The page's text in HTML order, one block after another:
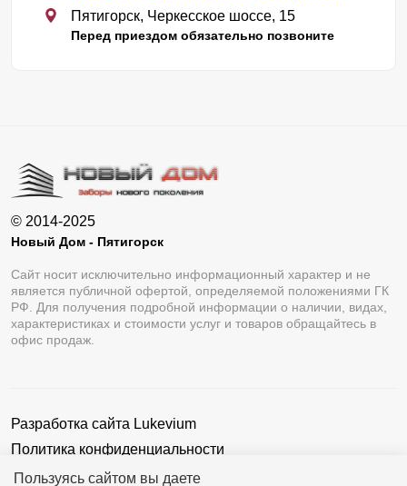
Пользуясь сайтом вы даете
Пятигорск, Черкесское шоссе, 15
Перед приездом обязательно позвоните
© 2014-2025
Новый Дом - Пятигорск
Сайт носит исключительно информационный характер и не
является публичной офертой, определяемой положениями ГК
РФ. Для получения подробной информации о наличии, видах,
характеристиках и стоимости услуг и товаров обращайтесь в
офис продаж.
Разработка сайта Lukevium
Политика конфиденциальности
Пользовательское соглашение